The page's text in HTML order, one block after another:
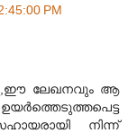
PM
ലേഖനവും ആ
നിന്ന്